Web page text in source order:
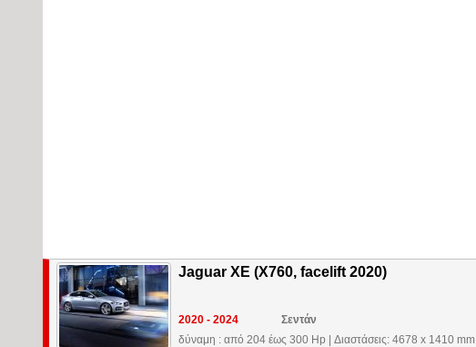
Jaguar XE (X760, facelift 2020)
2020 - 2024
Σεντάν
δύναμη : από 204 έως 300 Hp
Διαστάσεις: 4678 x 1410 mm